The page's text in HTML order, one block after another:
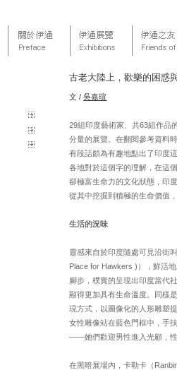
古老大陸上，歡樂的困惑
文 /吳嘉瑄
29組印度藝術家、共63組作品
分量的展覽。在翻閱參考資料
有段話頗為有趣地點出了印度
各地對於這個字的理解，在這
卻極富生命力的文化狀態，印
從其中挖掘到積極的生命價值
生活的況味
靈感來自於印度隨處可見沿街
Place for Hawkers )），鮮活
腳步，樸實的呈現出印度當代
顯得更加具有生命溫度。同樣
現方式，以圖像化的人形雕塑
女性雕像站在藍色門框中，手
——她們歡迎男性進入光顧，性
在黑暗展場內，卡勒卡（